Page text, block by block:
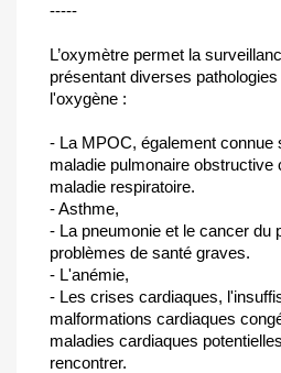
-----
L’oxymètre permet la
présentant diverses
l'oxygène :
- La MPOC, également connue
maladie pulmonaire obstructive
maladie respiratoire.
- Asthme,
- La pneumonie et le cancer du
problèmes de santé graves.
- L'anémie,
- Les crises cardiaques,
malformations cardiaques
maladies cardiaques
rencontrer.